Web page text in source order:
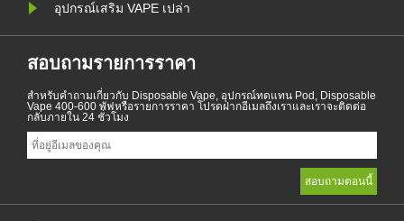
อุปกรณ์เสริม VAPE เปล่า
สอบถามรายการราคา
สำหรับคำถามเกี่ยวกับ Disposable Vape, อุปกรณ์ทดแทน Pod, Disposable
Vape 400-600 พัฟหรือรายการราคา โปรดฝากอีเมลถึงเราและเราจะติดต่อ
กลับภายใน 24 ชั่วโมง